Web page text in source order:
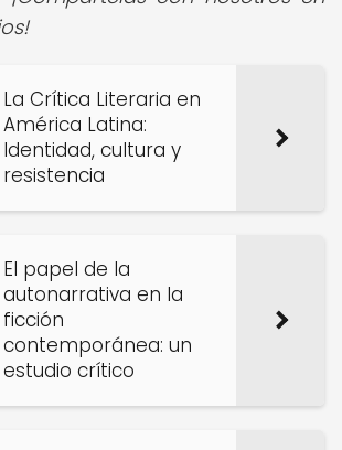
La Crítica Literaria en
América Latina:
Identidad, cultura y
resistencia
El papel de la
autonarrativa en la
ficción
contemporánea: un
estudio crítico